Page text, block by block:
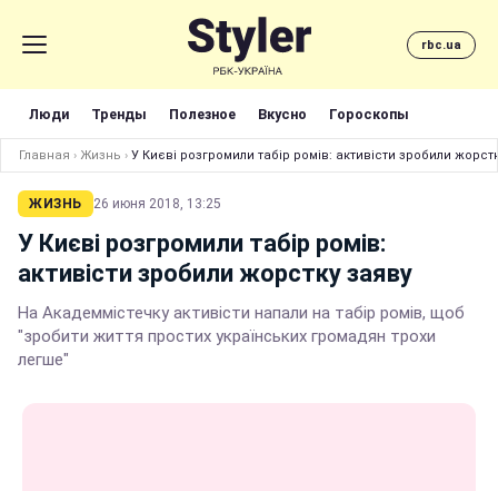
rbc.ua
Люди Тренды Полезное Вкусно Гороскопы
Главная › Жизнь › У Києві розгромили табір ромів: активісти зробили
ЖИЗНЬ 26 июня 2018, 13:25
У Києві розгромили табір ромів:
активісти зробили жорстку заяву
На Академмістечку активісти напали на табір ромів, щоб
"зробити життя простих українських громадян трохи
легше"